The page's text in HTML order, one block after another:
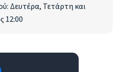
Δευτέρα, Τετάρτη και
12:00